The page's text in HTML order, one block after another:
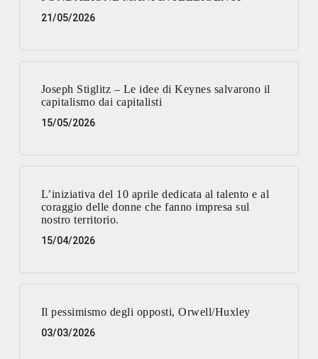
21/05/2026
Joseph Stiglitz – Le idee di Keynes salvarono il
capitalismo dai capitalisti
15/05/2026
L’iniziativa del 10 aprile dedicata al talento e al
coraggio delle donne che fanno impresa sul
nostro territorio.
15/04/2026
Il pessimismo degli opposti, Orwell/Huxley
03/03/2026